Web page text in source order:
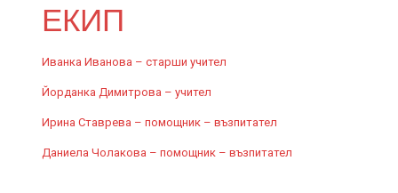
ЕКИП
Иванка Иванова – старши учител
Йорданка Димитрова – учител
Ирина Ставрева – помощник – възпитател
Даниела Чолакова – помощник – възпитател